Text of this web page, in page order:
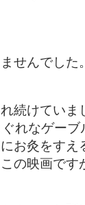
せんでした
続けていま
れなゲーブ
お灸をすえ
の映画です